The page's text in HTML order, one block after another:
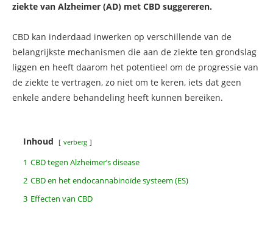
ziekte van Alzheimer (AD) met CBD suggereren.
CBD kan inderdaad inwerken op verschillende van de
belangrijkste mechanismen die aan de ziekte ten grondslag
liggen en heeft daarom het potentieel om de progressie van
de ziekte te vertragen, zo niet om te keren, iets dat geen
enkele andere behandeling heeft kunnen bereiken.
Inhoud verberg
1 CBD tegen Alzheimer’s disease
2 CBD en het endocannabinoïde systeem (ES)
3 Effecten van CBD